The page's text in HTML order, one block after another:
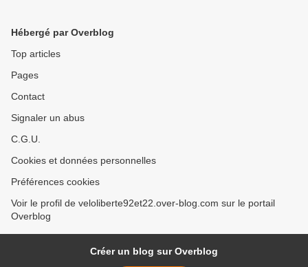
Hébergé par Overblog
Top articles
Pages
Contact
Signaler un abus
C.G.U.
Cookies et données personnelles
Préférences cookies
Voir le profil de veloliberte92et22.over-blog.com sur le portail
Overblog
Créer un blog sur Overblog